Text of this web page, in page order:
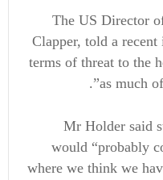
The US Director
Clapper, told a
terms of threat to the
as much
Mr Holder said
would “probably
where we think we